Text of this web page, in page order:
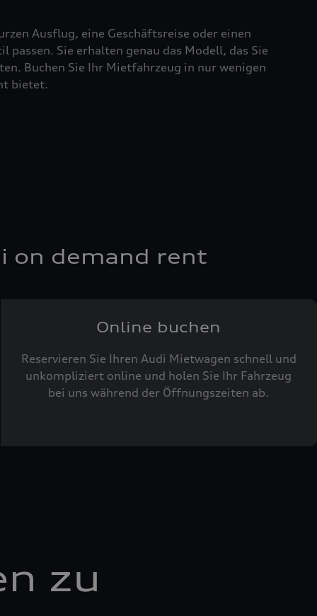
Ausflug, eine Geschäftsreise oder einen
Sie erhalten genau das Modell, das Sie
Buchen Sie Ihr Mietfahrzeug in nur wenigen
bietet.
on demand rent
Online buchen
Reservieren Sie Ihren Audi Mietwagen schnell und
unkompliziert online und holen Sie Ihr Fahrzeug
bei uns während der Öffnungszeiten ab.
zu